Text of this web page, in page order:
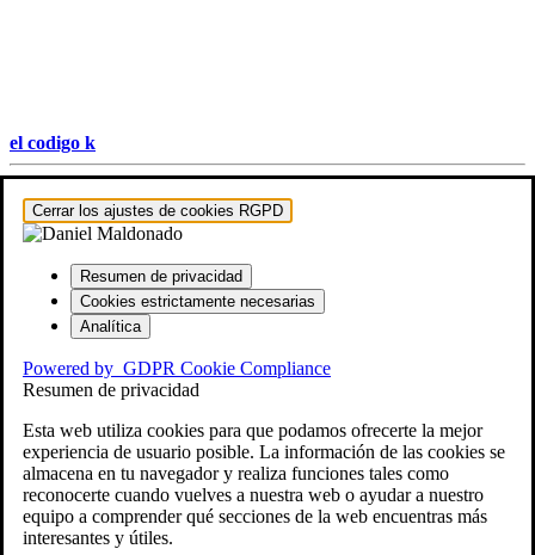
el codigo k
Hestia | Desarrollado porThemeIsle
Cerrar los ajustes de cookies RGPD
Resumen de privacidad
Cookies estrictamente necesarias
Analítica
Powered by GDPR Cookie Compliance
Resumen de privacidad
Esta web utiliza cookies para que podamos ofrecerte la mejor
experiencia de usuario posible. La información de las cookies se
almacena en tu navegador y realiza funciones tales como
reconocerte cuando vuelves a nuestra web o ayudar a nuestro
equipo a comprender qué secciones de la web encuentras más
interesantes y útiles.